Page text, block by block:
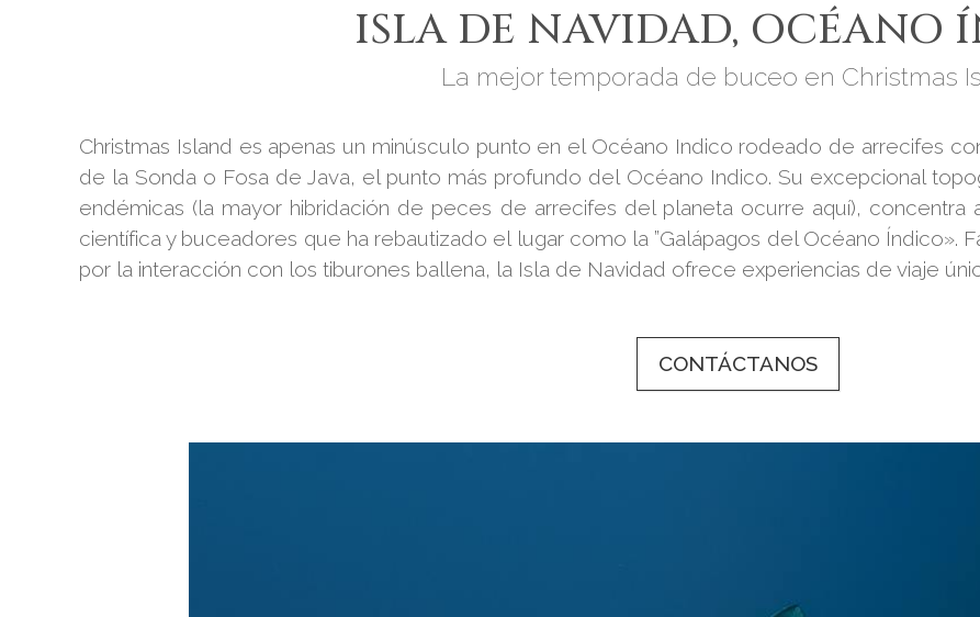
ISLA DE NAVIDAD, OCÉANO
La mejor temporada de buceo en Christmas
Christmas Island es apenas un minúsculo punto en el Océano Indico rodeado de arrecifes
de la Sonda o Fosa de Java, el punto más profundo del Océano Indico. Su excepcional
endémicas (la mayor hibridación de peces de arrecifes del planeta ocurre aquí),
científica y buceadores que ha rebautizado el lugar como la ”Galápagos del Océano Índico».
por la interacción con los tiburones ballena, la Isla de Navidad ofrece experiencias de viaje
CONTÁCTANOS